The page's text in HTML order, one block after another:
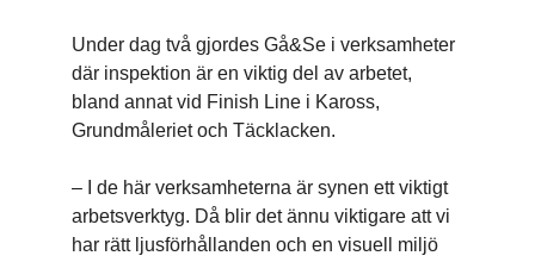
Under dag två gjordes Gå&Se i verksamheter
där inspektion är en viktig del av arbetet,
bland annat vid Finish Line i Kaross,
Grundmåleriet och Täcklacken.
– I de här verksamheterna är synen ett viktigt
arbetsverktyg. Då blir det ännu viktigare att vi
har rätt ljusförhållanden och en visuell miljö